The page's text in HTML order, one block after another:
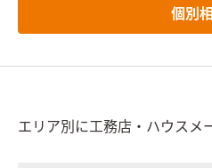
個別
エリア別に工務店・ハウスメ